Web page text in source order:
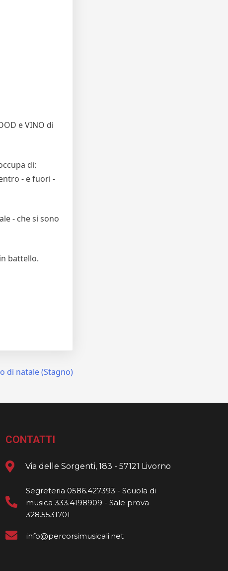
e VINO di
di:
- e fuori -
- che si sono
battello.
di natale (Stagno)
CONTATTI
Via delle Sorgenti, 183 - 57121 Livorno
Segreteria 0586.427393 - Scuola di
musica 333.4198909 - Sale prova
328.5531701
info@percorsimusicali.net